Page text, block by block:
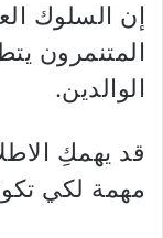
إن السلوك
المتنمرون
الوالدين.
مهمة لكي